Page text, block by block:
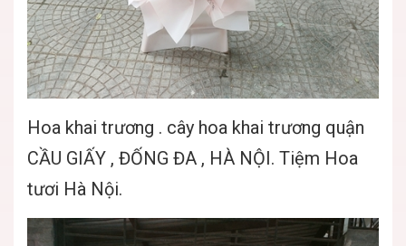
Hoa khai trương . cây hoa khai trương quận
CẦU GIẤY , ĐỐNG ĐA , HÀ NỘI. Tiệm Hoa
tươi Hà Nội.